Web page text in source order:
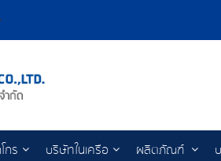
กร บริษัทในเครือ ผลิตภัณฑ์